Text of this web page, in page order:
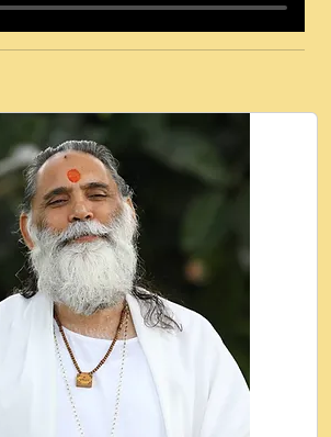
मर हथ र मह वदवन पहच दय! मह जन
Bhajan - New Bhajan 2020
ज्ञान पाया मैं बड़ी मस्ती में हूँ । 2018 -
Ratan Ji Rasik.mp3
द सनव मड उतत सर रख क, नल रव त
उतत हथ रख द!.mp3
से प्रीत, यूहीं दिन बीतते जाते हैं ।
- Swami Gyananand Ji
गपल गद फर, पयर महन न रझद फर! shri